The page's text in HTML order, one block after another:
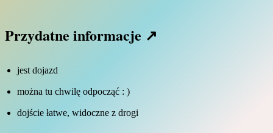
Przydatne informacje ↗
jest dojazd
można tu chwilę odpocząć : )
dojście łatwe, widoczne z drogi